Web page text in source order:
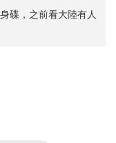
碟，之前看大陸有人